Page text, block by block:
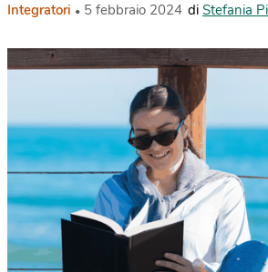
Integratori 5 febbraio 2024 di Stefania